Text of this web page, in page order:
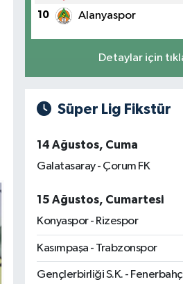
10 Alanyaspor
Detaylar için
Süper Lig Fikstür
14 Ağustos, Cuma
Galatasaray - Çorum FK
15 Ağustos, Cumartesi
Konyaspor - Rizespor
Kasımpaşa - Trabzonspor
Gençlerbirliği S.K. -